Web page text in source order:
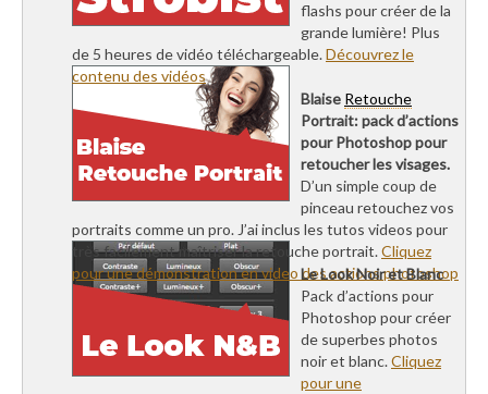
flashs pour créer de la
grande lumière! Plus
de 5 heures de vidéo téléchargeable.Découvrez le
contenu des vidéos
Blaise Retouche
Portrait: pack d’actions
pour Photoshop pour
retoucher les visages.
D’un simple coup de
pinceau retouchez vos
portraits comme un pro. J’ai inclus les tutos videos pour
très facilement maîtriser la retouche portrait.Cliquez
pour une démonstration en video des actions photoshop
Le Look Noir et Blanc
Pack d’actions pour
Photoshop pour créer
de superbes photos
noir et blanc.Cliquez
pour une